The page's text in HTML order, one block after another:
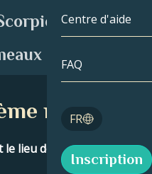
Lion
Vierge
Sagittaire
Tarot
Nombres
Centre d'aide
FAQ
FR
English
Inscription
natal
le lieu de naissance de